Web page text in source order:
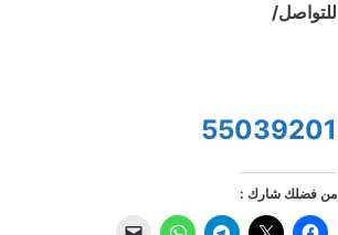
للتواصل/
55039201
من فضلك شارك :